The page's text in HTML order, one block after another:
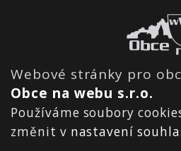
Webové stránky pro
Obce na webu s.r.o.
Používáme soubory
změnit v nastavení